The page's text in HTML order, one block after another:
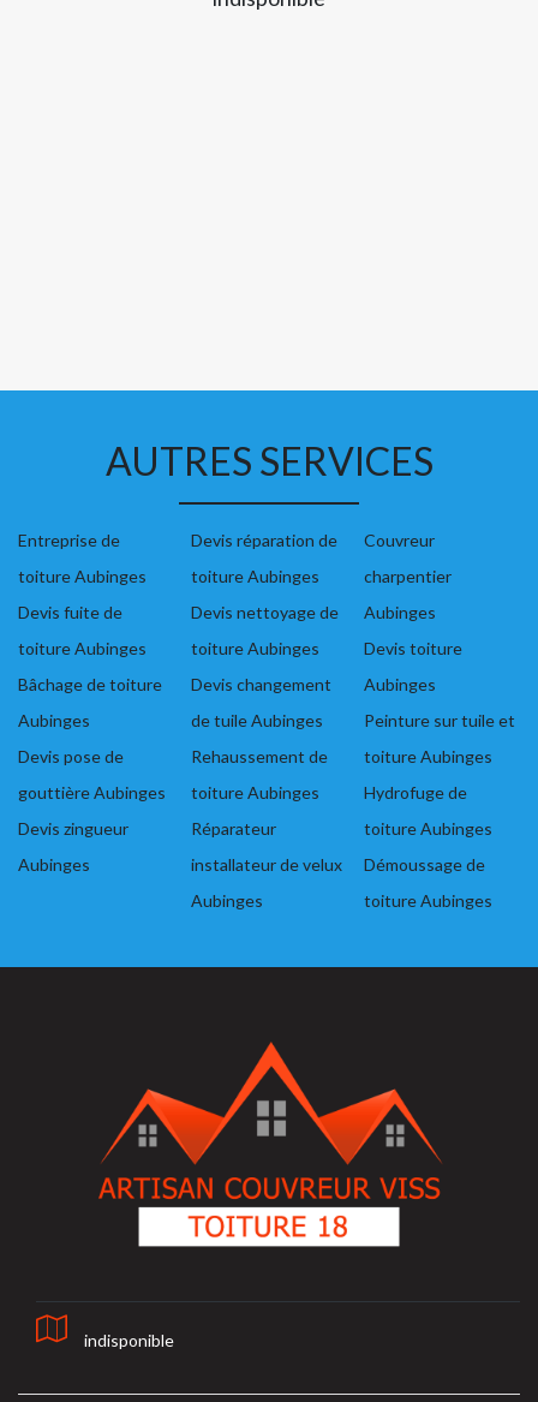
AUTRES SERVICES
Entreprise de
toiture Aubinges
Devis fuite de
toiture Aubinges
Bâchage de toiture
Aubinges
Devis pose de
gouttière Aubinges
Devis zingueur
Aubinges
Devis réparation de
toiture Aubinges
Devis nettoyage de
toiture Aubinges
Devis changement
de tuile Aubinges
Rehaussement de
toiture Aubinges
Réparateur
installateur de velux
Aubinges
Couvreur
charpentier
Aubinges
Devis toiture
Aubinges
Peinture sur tuile et
toiture Aubinges
Hydrofuge de
toiture Aubinges
Démoussage de
toiture Aubinges
indisponible